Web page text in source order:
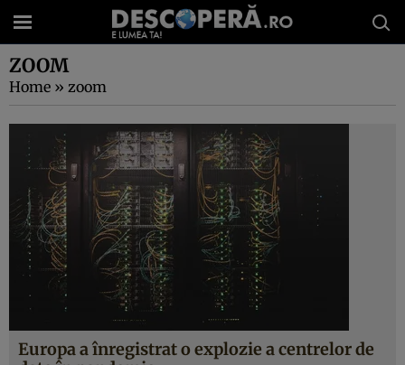
ZOOM
Home » zoom
Europa a înregistrat o explozie a centrelor de